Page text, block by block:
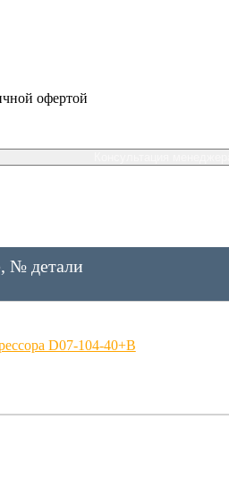
офертой
№ детали
D07-104-40+B